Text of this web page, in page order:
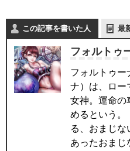
この記事を書いた人 最
フォルトゥ
フォルトゥー
ナ）は、ロー
女神。運命の
めるという。
る、おまじな
あったおまじ